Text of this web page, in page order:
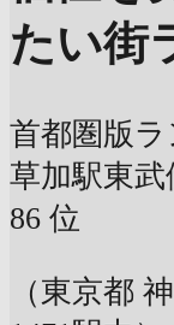
たい街
首都圏版
草加駅東武
86 位
（東京都